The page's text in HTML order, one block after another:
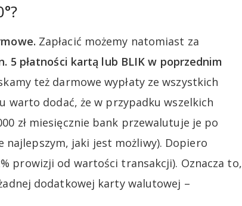
Zapłacić możemy natomiast za
5 płatności kartą lub BLIK w poprzednim
też darmowe wypłaty ze wszystkich
warto dodać, że w przypadku wszelkich
zł miesięcznie bank przewalutuje je po
najlepszym, jaki jest możliwy). Dopiero
prowizji od wartości transakcji). Oznacza to,
dodatkowej karty walutowej –